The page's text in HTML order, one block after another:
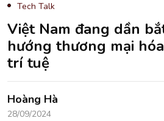
Tech Talk
Việt Nam đang dần
hướng thương mại
trí tuệ
Hoàng Hà
28/09/2024